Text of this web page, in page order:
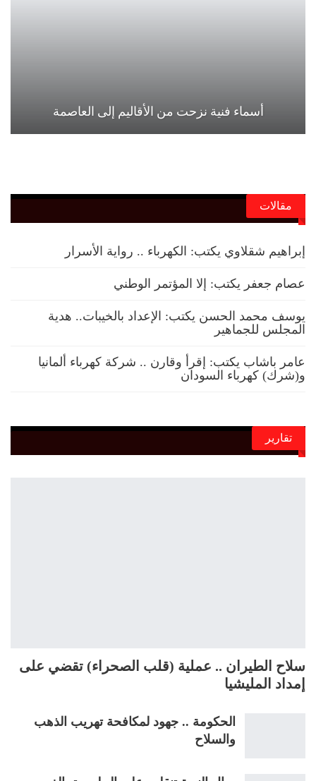
أسماء فنية نزحت من الأقاليم إلى العاصمة
مقالات
إبراهيم شقلاوي يكتب: الكهرباء .. رواية الأسرار
عصام جعفر يكتب: إلا المؤتمر الوطني
يوسف محمد الحسن يكتب: الإعداد بالخيبات.. هدية
المجلس للجماهير
عامر باشاب يكتب: إقرأ وقارن .. شركة كهرباء ألمانيا
و(شرك) كهرباء السودان
تقارير
سلاح الطيران .. عملية (قلب الصحراء) تقضي على
إمداد المليشيا
الحكومة .. جهود لمكافحة تهريب الذهب
والسلاح